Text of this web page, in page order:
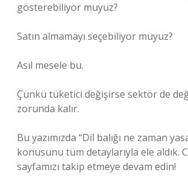
gösterebiliyor muyuz?
Satın almamayı seçebiliyor muyuz?
Asıl mesele bu.
Çünkü tüketici değişirse sektör de
zorunda kalır.
Bu yazımızda “Dil balığı ne zaman
konusunu tüm detaylarıyla ele aldık.
sayfamızı takip etmeye devam edin!